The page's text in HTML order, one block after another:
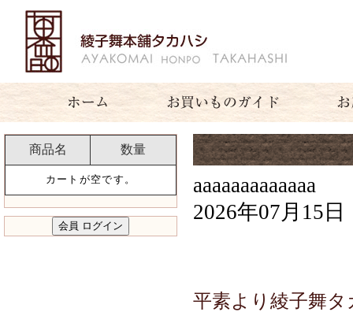
商品名 数量
カートが空です。
aaaaaaaaaaaaa
2026年07月15日
平素より綾子舞